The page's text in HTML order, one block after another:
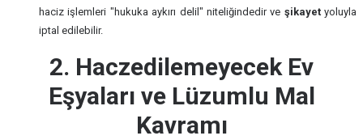
haciz işlemleri "hukuka aykırı delil" niteliğindedir ve şikayetyoluyla
iptal edilebilir.
2. Haczedilemeyecek Ev
Eşyaları ve Lüzumlu Mal
Kavramı